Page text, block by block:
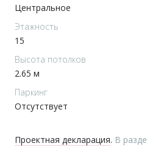
Центральное
Этажность
15
Высота потолков
2.65 м
Паркинг
Отсутствует
Проектная декларация. В